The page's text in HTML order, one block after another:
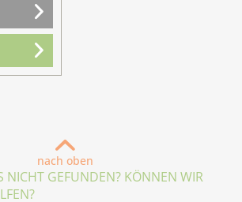
nach oben
NICHT GEFUNDEN? KÖNNEN WIR